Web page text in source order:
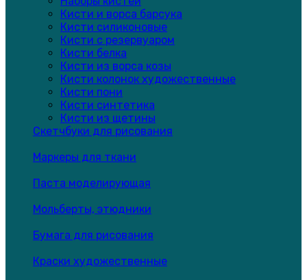
Кисти и ворса барсука
Кисти силиконовые
Кисти с резервуаром
Кисти белка
Кисти из ворса козы
Кисти колонок художественные
Кисти пони
Кисти синтетика
Кисти из щетины
Скетчбуки для рисования
Маркеры для ткани
Паста моделирующая
Мольберты, этюдники
Бумага для рисования
Краски художественные